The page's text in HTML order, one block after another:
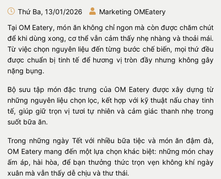
Thứ Ba, 13/01/2026
Marketing OMEatery
Tại OM Eatery, món ăn không chỉ ngon mà còn được chăm chút
để khi dùng xong, cơ thể vẫn cảm thấy nhẹ nhàng và thoải mái.
Từ việc chọn nguyên liệu đến từng bước chế biến, mọi thứ đều
được chuẩn bị tinh tế để hương vị tròn đầy nhưng không gây
nặng bụng.
Bộ sưu tập món đặc trưng của OM Eatery được xây dựng từ
những nguyên liệu chọn lọc, kết hợp với kỹ thuật nấu chay tinh
tế, giúp giữ trọn vị tươi tự nhiên và cảm giác thanh nhẹ trong
suốt bữa ăn.
Trong những ngày Tết với nhiều bữa tiệc và món ăn đậm đà,
OM Eatery mang đến một lựa chọn khác biệt: những món chay
ấm áp, hài hòa, để bạn thưởng thức trọn vẹn không khí ngày
xuân mà vẫn thấy dễ chịu và thư thái.